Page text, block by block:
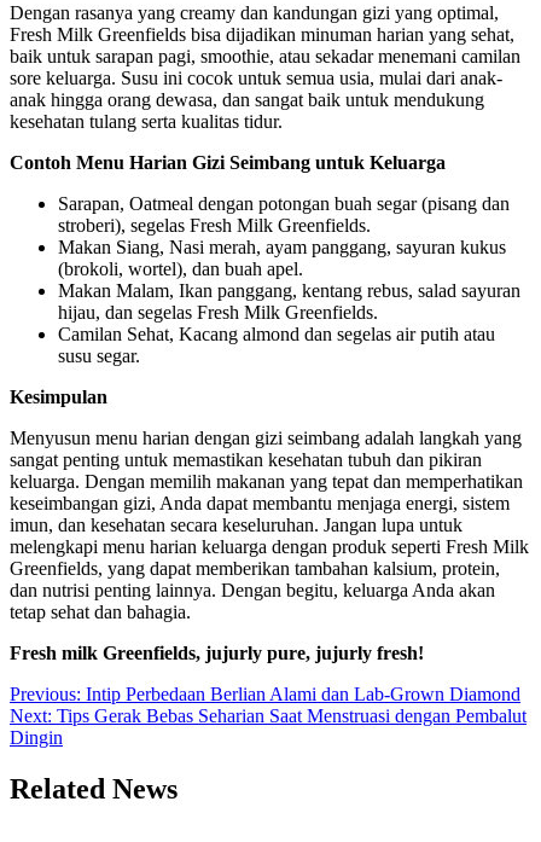
Dengan rasanya yang creamy dan kandungan gizi yang optimal,
Fresh Milk Greenfields bisa dijadikan minuman harian yang sehat,
baik untuk sarapan pagi, smoothie, atau sekadar menemani camilan
sore keluarga. Susu ini cocok untuk semua usia, mulai dari anak-
anak hingga orang dewasa, dan sangat baik untuk mendukung
kesehatan tulang serta kualitas tidur.
Contoh Menu Harian Gizi Seimbang untuk Keluarga
Sarapan, Oatmeal dengan potongan buah segar (pisang dan
stroberi), segelas Fresh Milk Greenfields.
Makan Siang, Nasi merah, ayam panggang, sayuran kukus
(brokoli, wortel), dan buah apel.
Makan Malam, Ikan panggang, kentang rebus, salad sayuran
hijau, dan segelas Fresh Milk Greenfields.
Camilan Sehat, Kacang almond dan segelas air putih atau
susu segar.
Kesimpulan
Menyusun menu harian dengan gizi seimbang adalah langkah yang
sangat penting untuk memastikan kesehatan tubuh dan pikiran
keluarga. Dengan memilih makanan yang tepat dan memperhatikan
keseimbangan gizi, Anda dapat membantu menjaga energi, sistem
imun, dan kesehatan secara keseluruhan. Jangan lupa untuk
melengkapi menu harian keluarga dengan produk seperti Fresh Milk
Greenfields, yang dapat memberikan tambahan kalsium, protein,
dan nutrisi penting lainnya. Dengan begitu, keluarga Anda akan
tetap sehat dan bahagia.
Fresh milk Greenfields, jujurly pure, jujurly fresh!
Post
navigation
Previous: Intip Perbedaan Berlian Alami dan Lab-Grown Diamond
Next: Tips Gerak Bebas Seharian Saat Menstruasi dengan Pembalut
Dingin
Related News